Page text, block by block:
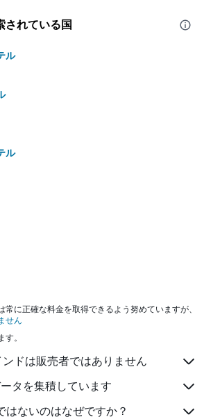
されている国
ル
ル
常に正確な料金を取得できるよう努めていますが、
せん
。
ドは販売者ではありません
タを集積しています
はないのはなぜですか？